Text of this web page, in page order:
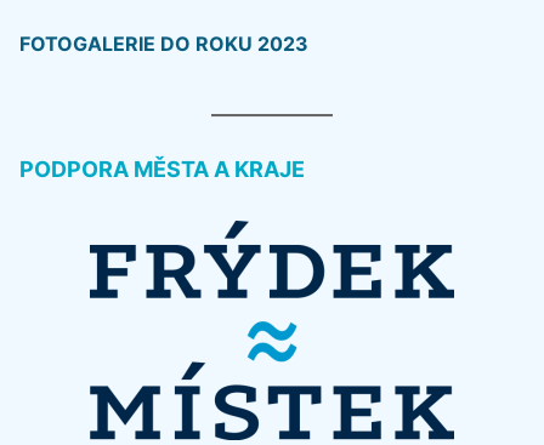
FOTOGALERIE DO ROKU 2023
PODPORA MĚSTA A KRAJE